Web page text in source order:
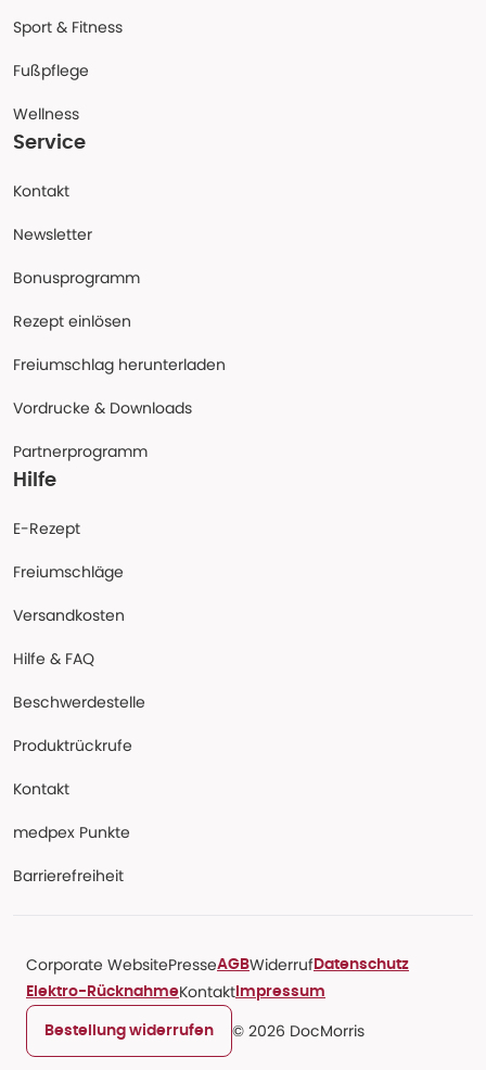
Sport & Fitness
Fußpflege
Wellness
Service
Kontakt
Newsletter
Bonusprogramm
Rezept einlösen
Freiumschlag herunterladen
Vordrucke & Downloads
Partnerprogramm
Hilfe
E-Rezept
Freiumschläge
Versandkosten
Hilfe & FAQ
Beschwerdestelle
Produktrückrufe
Kontakt
medpex Punkte
Barrierefreiheit
Corporate WebsitePresseAGBWiderruf Datenschutz
Elektro-RücknahmeKontakt Impressum
Bestellung widerrufen © 2026 DocMorris